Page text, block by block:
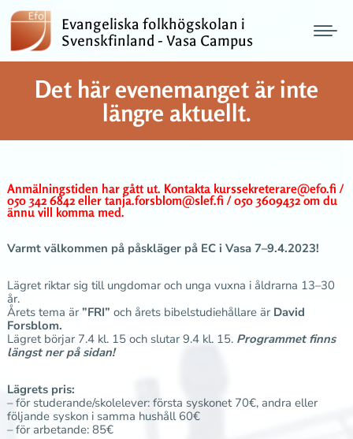
Evangeliska folkhögskolan i
Svenskfinland - Vasa Campus
Det här evenemanget är inte
längre aktuellt.
Anmälningstiden har gått ut. Kontakta kurssekreterare@efo.fi /
050 342 6842 eller tanja.forsblom@slef.fi / 050 3609432 om du
ännu vill komma med.
Varmt välkommen på påskläger på EC i Vasa 7–9.4.2023!
Lägret riktar sig till ungdomar och unga vuxna i åldrarna 13–30
år.
Årets tema är ”FRI” och årets bibelstudiehållare är David
Forsblom.
Lägret börjar 7.4 kl. 15 och slutar 9.4 kl. 15. Programmet finns
längst ner på sidan!
Lägrets pris:
– för studerande/skolelever: första syskonet 70€, andra eller
följande syskon i samma hushåll 60€
– för arbetande: 85€